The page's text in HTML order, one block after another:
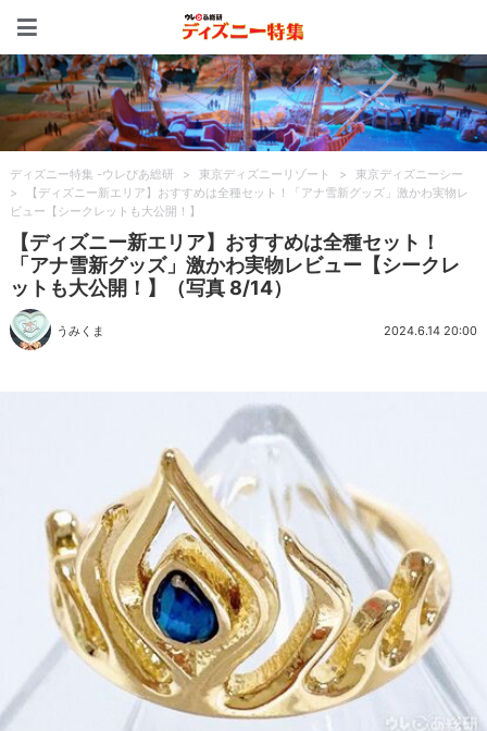
ディズニー特集 -ウレぴあ総研 > 東京ディズニーリゾート >
東京ディズニーシー
>
【ディズニー新エリア】おすすめは全種セット！「アナ雪新グッズ」激かわ実物レ
ビュー【シークレットも大公開！】
【ディズニー新エリア】おすすめは全種セット！
「アナ雪新グッズ」激かわ実物レビュー【シークレ
ットも大公開！】（写真 8/14）
うみくま 2024.6.14 20:00